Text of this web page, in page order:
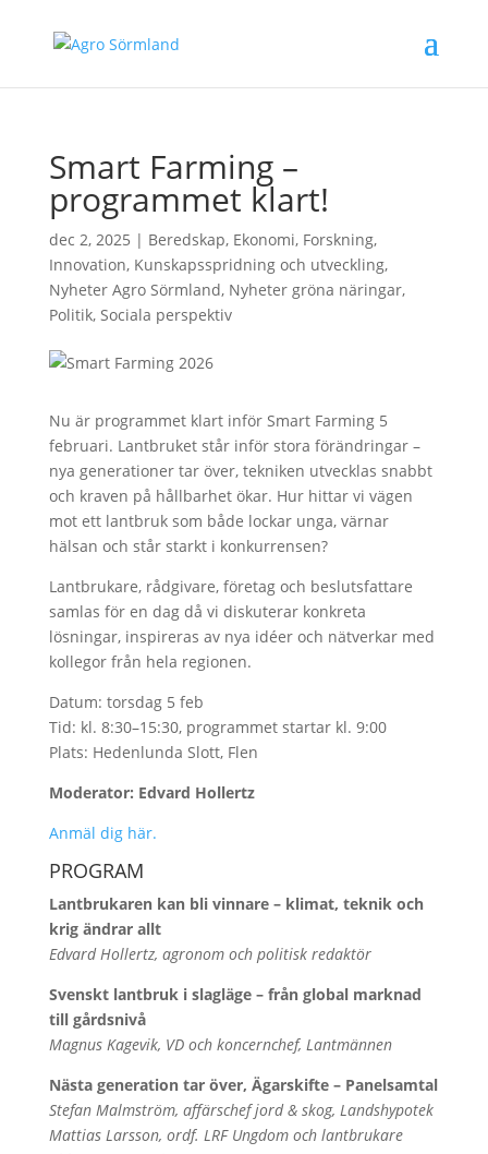
Smart Farming –
programmet klart!
dec 2, 2025 | Beredskap, Ekonomi, Forskning,
Innovation, Kunskapsspridning och utveckling,
Nyheter Agro Sörmland, Nyheter gröna näringar,
Politik, Sociala perspektiv
Nu är programmet klart inför Smart Farming 5
februari. Lantbruket står inför stora förändringar –
nya generationer tar över, tekniken utvecklas snabbt
och kraven på hållbarhet ökar. Hur hittar vi vägen
mot ett lantbruk som både lockar unga, värnar
hälsan och står starkt i konkurrensen?
Lantbrukare, rådgivare, företag och beslutsfattare
samlas för en dag då vi diskuterar konkreta
lösningar, inspireras av nya idéer och nätverkar med
kollegor från hela regionen.
Datum: torsdag 5 feb
Tid: kl. 8:30–15:30, programmet startar kl. 9:00
Plats: Hedenlunda Slott, Flen
Moderator: Edvard Hollertz
Anmäl dig här.
PROGRAM
Lantbrukaren kan bli vinnare – klimat, teknik och
krig ändrar allt
Edvard Hollertz, agronom och politisk redaktör
Svenskt lantbruk i slagläge – från global marknad
till gårdsnivå
Magnus Kagevik, VD och koncernchef, Lantmännen
Nästa generation tar över, Ägarskifte – Panelsamtal
Stefan Malmström, affärschef jord & skog, Landshypotek
Mattias Larsson, ordf. LRF Ungdom och lantbrukare